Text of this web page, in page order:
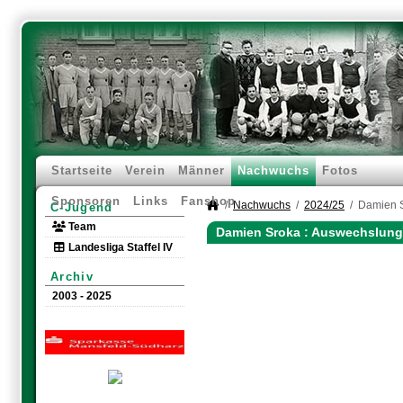
Startseite Verein Männer Nachwuchs Fotos
Sponsoren Links Fanshop
C-Jugend
Team
Landesliga Staffel IV
Archiv
2003 - 2025
Nachwuchs 2024/25 Damien
Damien Sroka :